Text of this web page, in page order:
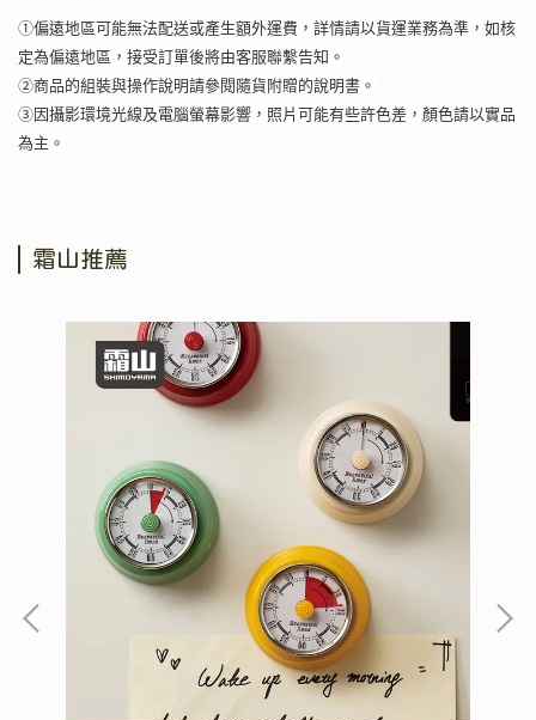
①偏遠地區可能無法配送或產生額外運費，詳情請以貨運業務為準，如核
定為偏遠地區，接受訂單後將由客服聯繫告知。
②商品的組裝與操作說明請參閱隨貨附贈的說明書。
③因攝影環境光線及電腦螢幕影響，照片可能有些許色差，顏色請以實品
為主。
霜山推薦